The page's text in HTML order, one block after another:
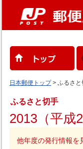
日本郵便トップ> ふるさと
ふるさと切手
2013（平成
他年度の発行情報を